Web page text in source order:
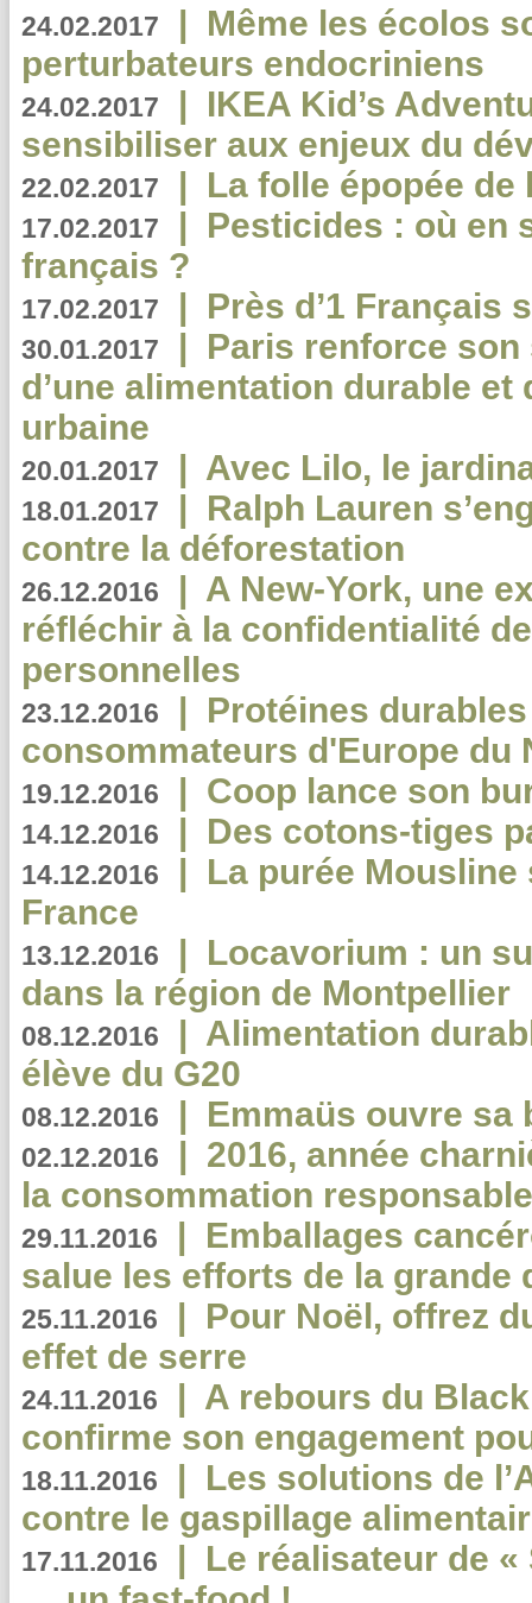
24.02.2017 | Même les écolos
perturbateurs endocriniens
24.02.2017 | IKEA Kid’s
sensibiliser aux enjeux du
22.02.2017 | La folle épopée de
17.02.2017 | Pesticides : où en
français ?
17.02.2017 | Près d’1 Français
30.01.2017 | Paris renforce
d’une alimentation durable et
urbaine
20.01.2017 | Avec Lilo, le
18.01.2017 | Ralph Lauren
contre la déforestation
26.12.2016 | A New-York, une
réfléchir à la confidentialité
personnelles
23.12.2016 | Protéines
consommateurs d'Europe du
19.12.2016 | Coop lance son
14.12.2016 | Des cotons-tiges
14.12.2016 | La purée
France
13.12.2016 | Locavorium : un
dans la région de Montpellier
08.12.2016 | Alimentation
élève du G20
08.12.2016 | Emmaüs ouvre sa
02.12.2016 | 2016, année
la consommation
29.11.2016 | Emballages
salue les efforts de la grande
25.11.2016 | Pour Noël, offrez
effet de serre
24.11.2016 | A rebours du
confirme son engagement
18.11.2016 | Les solutions de
contre le gaspillage
17.11.2016 | Le réalisateur de «